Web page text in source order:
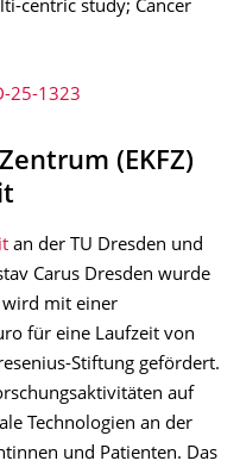
centric study; Cancer
25-1323
(EKFZ)
an der TU Dresden und
Carus Dresden wurde
wird mit einer
für eine Laufzeit von
Stiftung gefördert.
auf
Technologien an der
und Patienten. Das